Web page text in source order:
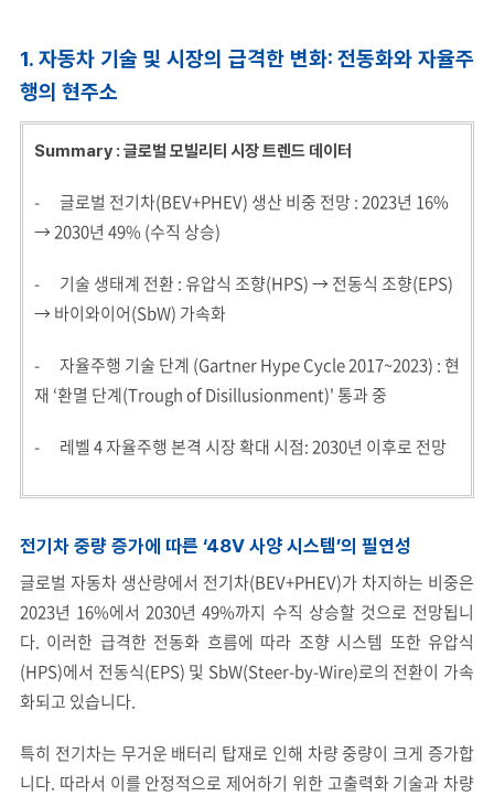
1. 자동차 기술 및 시장의 급격한 변화: 전동화와 자율주
행의 현주소
Summary : 글로벌 모빌리티 시장 트렌드 데이터
- 글로벌 전기차(BEV+PHEV) 생산 비중 전망 : 2023년 16%
→ 2030년 49% (수직 상승)
- 기술 생태계 전환 : 유압식 조향(HPS) → 전동식 조향(EPS)
→ 바이와이어(SbW) 가속화
- 자율주행 기술 단계 (Gartner Hype Cycle 2017~2023) : 현
재 ‘환멸 단계(Trough of Disillusionment)' 통과 중
- 레벨 4 자율주행 본격 시장 확대 시점: 2030년 이후로 전망
전기차 중량 증가에 따른 ‘48V 사양 시스템’의 필연성
글로벌 자동차 생산량에서 전기차(BEV+PHEV)가 차지하는 비중은
2023년 16%에서 2030년 49%까지 수직 상승할 것으로 전망됩니
다. 이러한 급격한 전동화 흐름에 따라 조향 시스템 또한 유압식
(HPS)에서 전동식(EPS) 및 SbW(Steer-by-Wire)로의 전환이 가속
화되고 있습니다.
특히 전기차는 무거운 배터리 탑재로 인해 차량 중량이 크게 증가합
니다. 따라서 이를 안정적으로 제어하기 위한 고출력화 기술과 차량